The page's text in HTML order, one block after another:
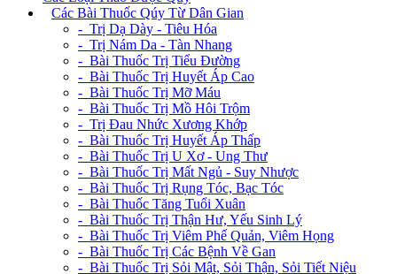
Các Bài Thuốc Qúy Từ Dân Gian
- Trị Dạ Dày - Tiêu Hóa
- Trị Nám Da - Tàn Nhang
- Bài Thuốc Trị Tiểu Đường
- Bài Thuốc Trị Huyết Áp Cao
- Bài Thuốc Trị Mỡ Máu
- Bài Thuốc Trị Mồ Hôi Trộm
- Trị Đau Nhức Xương Khớp
- Bài Thuốc Trị Huyết Áp Thấp
- Bài Thuốc Trị U Xơ - Ung Thư
- Bài Thuốc Trị Mất Ngủ - Suy Nhược
- Bài Thuốc Trị Rụng Tóc, Bạc Tóc
- Bài Thuốc Tăng Tuổi Xuân
- Bài Thuốc Trị Thận Hư, Yếu Sinh Lý
- Bài Thuốc Trị Viêm Phế Quản, Viêm Họng
- Bài Thuốc Trị Các Bệnh Về Gan
- Bài Thuốc Trị Sỏi Mật, Sỏi Thận, Sỏi Tiết Niệu